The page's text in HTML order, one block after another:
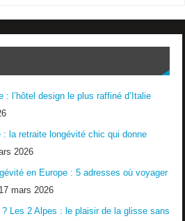
: l’hôtel design le plus raffiné d’Italie
: la retraite longévité chic qui donne
2026
en Europe : 5 adresses où voyager
17 mars 2026
Les 2 Alpes : le plaisir de la glisse sans